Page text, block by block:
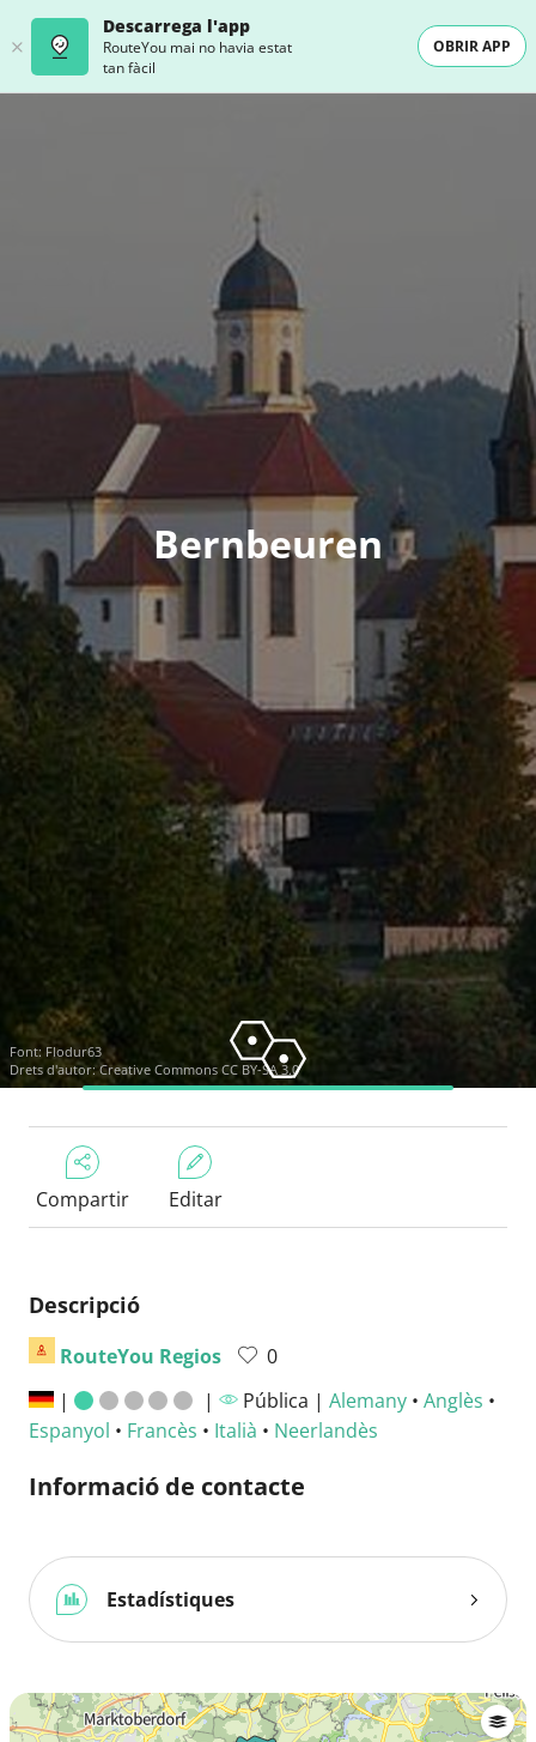
Descarrega l'app
RouteYou mai no havia estat
tan fàcil
OBRIR APP
Bernbeuren
Font: Flodur63
Drets d'autor:Creative Commons CC BY-SA 3.0
Compartir Editar
Descripció
RouteYou Regios
0
|
| Pública | Alemany• Anglès •
Espanyol • Francès • Italià • Neerlandès
Informació de contacte
Estadístiques